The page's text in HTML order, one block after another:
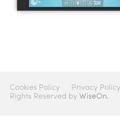
Cookies Policy Privacy Policy
Rights Reserved by WiseOn.